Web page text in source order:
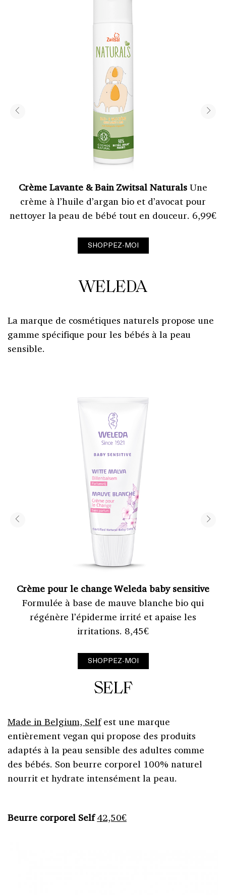
Crème Lavante & Bain Zwitsal NaturalsUne
crème à l’huile d’argan bio et d’avocat pour
nettoyer la peau de bébé tout en douceur. 6,99€
SHOPPEZ-MOI
WELEDA
La marque de cosmétiques naturels propose une
gamme spécifique pour les bébés à la peau
sensible.
Crème pour le change Weleda baby sensitive
Formulée à base de mauve blanche bio qui
régénère l’épiderme irrité et apaise les
irritations. 8,45€
SHOPPEZ-MOI
SELF
Made in Belgium, Selfest une marque
entièrement vegan qui propose des produits
adaptés à la peau sensible des adultes comme
des bébés. Son beurre corporel 100% naturel
nourrit et hydrate intensément la peau.
Beurre corporel Self 42,50€